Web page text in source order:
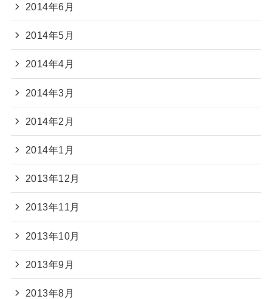
2014年6月
2014年5月
2014年4月
2014年3月
2014年2月
2014年1月
2013年12月
2013年11月
2013年10月
2013年9月
2013年8月